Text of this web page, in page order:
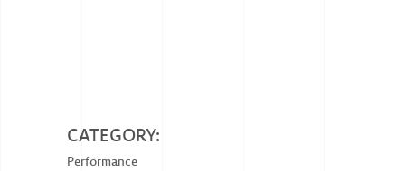
CATEGORY:
Performance